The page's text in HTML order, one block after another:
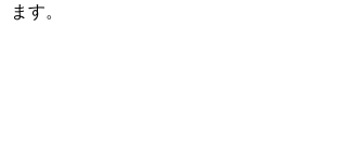
ます。